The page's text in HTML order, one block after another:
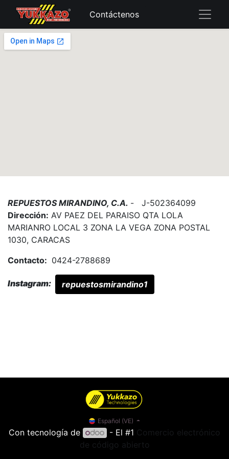
Contáctenos
REPUESTOS MIRANDINO, C.A. - J-502364099
Dirección: AV PAEZ DEL PARAISO QTA LOLA
MARIANRO LOCAL 3 ZONA LA VEGA ZONA POSTAL
1030, CARACAS
Contacto: 0424-2788689
Instagram: repuestosmirandino1
Español (VE)
Con tecnología de - El #1 Comercio electrónico
de código abierto